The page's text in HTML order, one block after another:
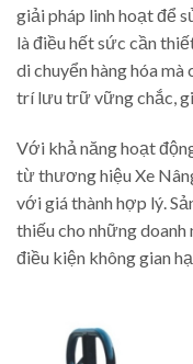
giải pháp linh hoạt để
là điều hết sức cần
di chuyển hàng hóa
trí lưu trữ vững chắc,
Với khả năng hoạt
từ thương hiệu Xe
với giá thành hợp lý.
thiếu cho những
điều kiện không gian